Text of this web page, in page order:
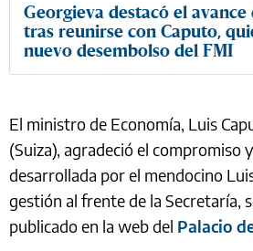
Georgieva destacó el avance
tras reunirse con Caputo,
nuevo desembolso del FMI
El ministro de Economía, Luis
(Suiza), agradeció el compromiso
desarrollada por el mendocino
gestión al frente de la Secretaría,
publicado en la web del Palacio